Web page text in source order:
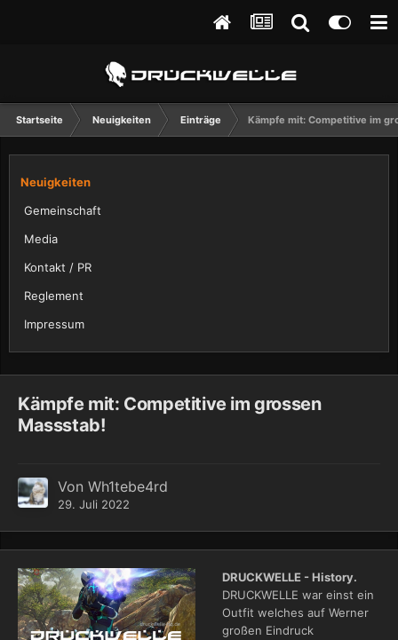
Startseite Neuigkeiten Einträge Kämpfe mit: Competitive im
Neuigkeiten
Gemeinschaft
Media
Kontakt / PR
Reglement
Impressum
Kämpfe mit: Competitive im grossen
Massstab!
Von Wh1tebe4rd
29. Juli 2022
DRUCKWELLE - History.
DRUCKWELLE war einst ein
Outfit welches auf Werner
großen Eindruck